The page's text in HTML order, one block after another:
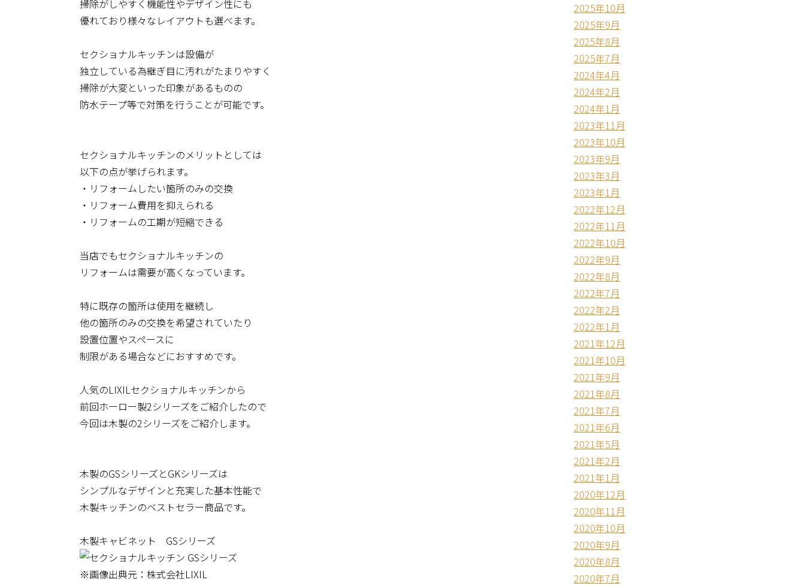
掃除がしやすく機能性やデザイン性にも
優れており様々なレイアウトも選べます。
セクショナルキッチンは設備が
独立している為継ぎ目に汚れがたまりやすく
掃除が大変といった印象があるものの
防水テープ等で対策を行うことが可能です。
セクショナルキッチンのメリットとしては
以下の点が挙げられます。
・リフォームしたい箇所のみの交換
・リフォーム費用を抑えられる
・リフォームの工期が短縮できる
当店でもセクショナルキッチンの
リフォームは需要が高くなっています。
特に既存の箇所は使用を継続し
他の箇所のみの交換を希望されていたり
設置位置やスペースに
制限がある場合などにおすすめです。
人気のLIXILセクショナルキッチンから
前回ホーロー製2シリーズをご紹介したので
今回は木製の2シリーズをご紹介します。
木製のGSシリーズとGKシリーズは
シンプルなデザインと充実した基本性能で
木製キッチンのベストセラー商品です。
木製キャビネット GSシリーズ
※画像出典元：株式会社LIXIL
2025年10月
2025年9月
2025年8月
2025年7月
2024年4月
2024年2月
2024年1月
2023年11月
2023年10月
2023年9月
2023年3月
2023年1月
2022年12月
2022年11月
2022年10月
2022年9月
2022年8月
2022年7月
2022年2月
2022年1月
2021年12月
2021年10月
2021年9月
2021年8月
2021年7月
2021年6月
2021年5月
2021年2月
2021年1月
2020年12月
2020年11月
2020年10月
2020年9月
2020年8月
2020年7月